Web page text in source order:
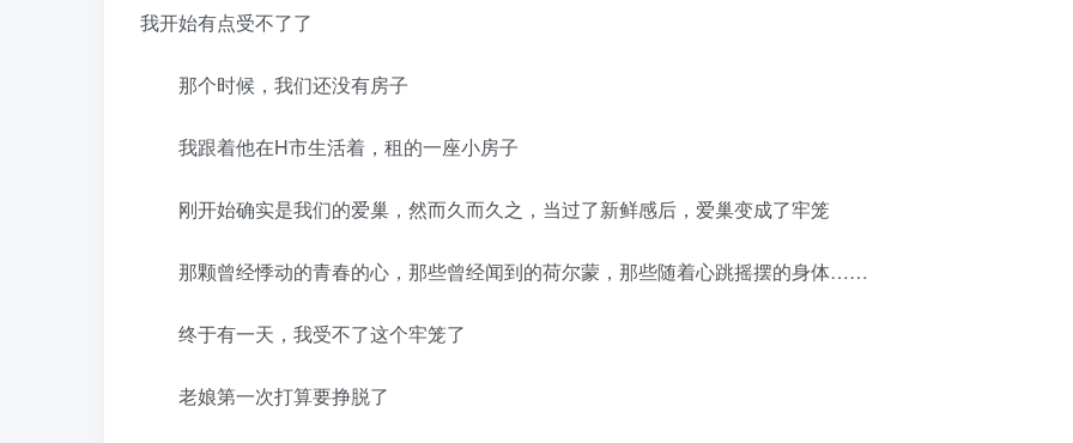
我开始有点受不了了
那个时候，我们还没有房子
我跟着他在H市生活着，租的一座小房子
刚开始确实是我们的爱巢，然而久而久之，当过了新鲜感后，爱巢变成了牢笼
那颗曾经悸动的青春的心，那些曾经闻到的荷尔蒙，那些随着心跳摇摆的身体……
终于有一天，我受不了这个牢笼了
老娘第一次打算要挣脱了